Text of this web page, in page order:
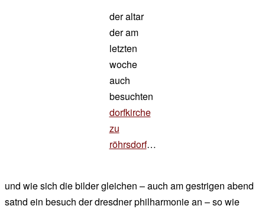
der altar
der am
letzten
woche
auch
besuchten
dorfkirche
zu
röhrsdorf…
und wie sich die bilder gleichen – auch am gestrigen abend
satnd ein besuch der dresdner philharmonie an – so wie